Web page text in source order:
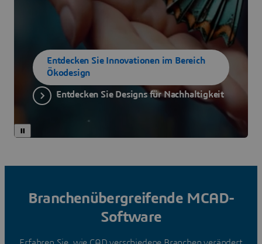
Entdecken Sie Innovationen im Bereich
Ökodesign
Entdecken Sie Designs für Nachhaltigkeit
Branchenübergreifende MCAD-
Software